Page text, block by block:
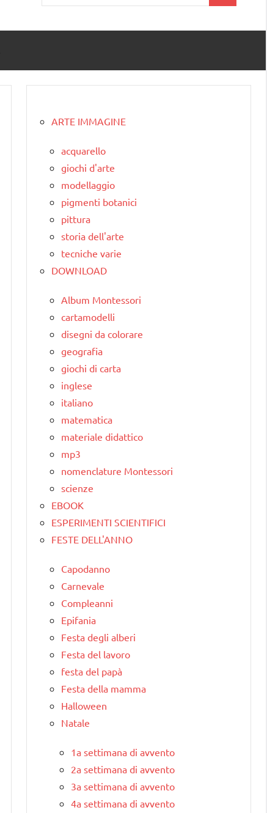
per:
ARTE IMMAGINE
acquarello
giochi d'arte
modellaggio
pigmenti botanici
pittura
storia dell'arte
tecniche varie
DOWNLOAD
Album Montessori
cartamodelli
disegni da colorare
geografia
giochi di carta
inglese
italiano
matematica
materiale didattico
mp3
nomenclature Montessori
scienze
EBOOK
ESPERIMENTI SCIENTIFICI
FESTE DELL'ANNO
Capodanno
Carnevale
Compleanni
Epifania
Festa degli alberi
Festa del lavoro
festa del papà
Festa della mamma
Halloween
Natale
1a settimana di avvento
2a settimana di avvento
3a settimana di avvento
4a settimana di avvento